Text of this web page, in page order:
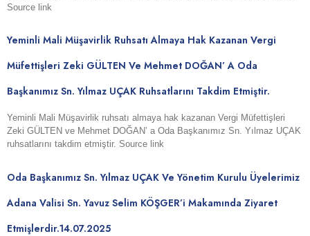
Source link
Yeminli Mali Müşavirlik Ruhsatı Almaya Hak Kazanan Vergi
Müfettişleri Zeki GÜLTEN Ve Mehmet DOĞAN’ A Oda
Başkanımız Sn. Yılmaz UÇAK Ruhsatlarını Takdim Etmiştir.
Yeminli Mali Müşavirlik ruhsatı almaya hak kazanan Vergi Müfettişleri
Zeki GÜLTEN ve Mehmet DOĞAN’ a Oda Başkanımız Sn. Yılmaz UÇAK
ruhsatlarını takdim etmiştir. Source link
Oda Başkanımız Sn. Yılmaz UÇAK Ve Yönetim Kurulu Üyelerimiz
Adana Valisi Sn. Yavuz Selim KÖŞGER’i Makamında Ziyaret
Etmişlerdir.14.07.2025